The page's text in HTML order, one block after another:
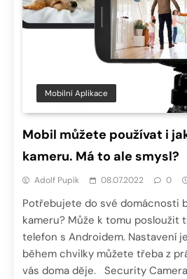
Mobilní Aplikace
Mobil můžete používat i
kameru. Má to ale smysl?
Adolf Pupík 08.07.2022 0
Potřebujete do své domácnosti
kameru? Může k tomu posloužit
telefon s Androidem. Nastavení
během chvilky můžete třeba z
vás doma děje. Security